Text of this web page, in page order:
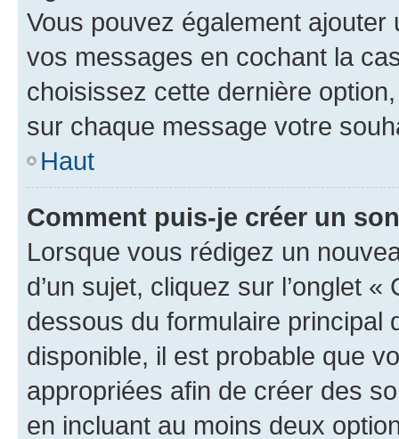
Vous pouvez également
vos messages en cochant la
choisissez cette dernière
sur chaque message votre
Haut
Comment puis-je créer un
Lorsque vous rédigez un
d’un sujet, cliquez sur l’onglet
dessous du formulaire principal
disponible, il est probable que
appropriées afin de créer des
en incluant au moins deux